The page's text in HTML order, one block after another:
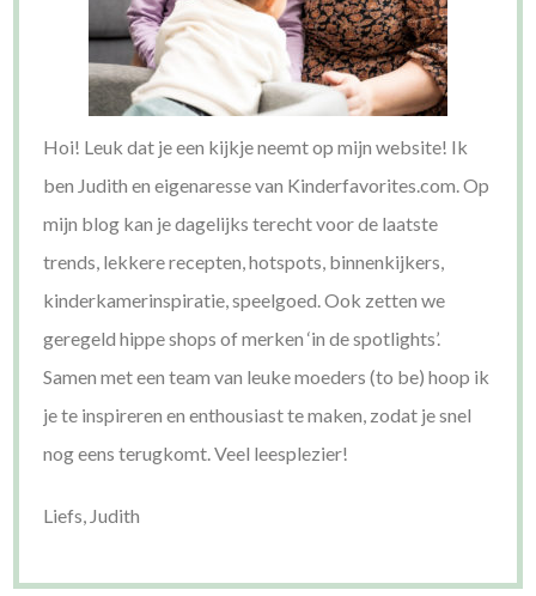
Hoi! Leuk dat je een kijkje neemt op mijn website! Ik
ben Judith en eigenaresse van Kinderfavorites.com. Op
mijn blog kan je dagelijks terecht voor de laatste
trends, lekkere recepten, hotspots, binnenkijkers,
kinderkamerinspiratie, speelgoed. Ook zetten we
geregeld hippe shops of merken ‘in de spotlights’.
Samen met een team van leuke moeders (to be) hoop ik
je te inspireren en enthousiast te maken, zodat je snel
nog eens terugkomt. Veel leesplezier!
Liefs, Judith